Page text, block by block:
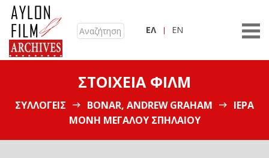
ΕΛ EN
ΣΤΟΙΧΕΊΑ ΦΙΛΜ
ΣΥΛΛΟΓΕΊΣ BONAR, ANDREW GRAHAM
ΙΕΡΆ
ΜΟΝΉ ΜΕΓΆΛΟΥ ΣΠΗΛΑΊΟΥ